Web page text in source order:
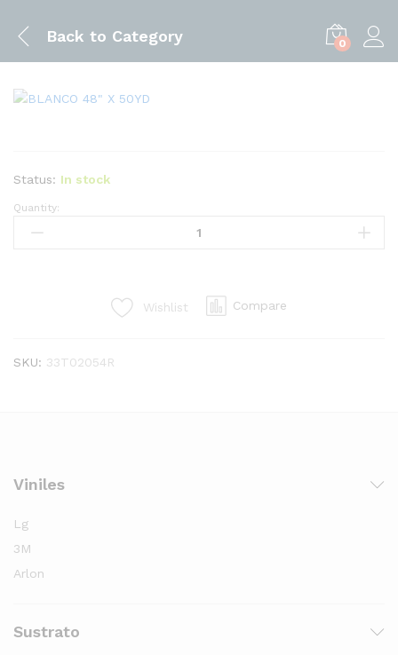
Back to Category 0
Status: In stock
BLANCO
48"
Quantity:
Wishlist Compare
SKU: 33T02054R
Viniles
Lg
3M
Arlon
Sustrato